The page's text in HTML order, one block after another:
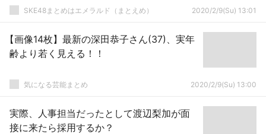
せ SKE48まとめはエメラルド（まとえめ） 2020/2/9(Su) 13:01
【画像14枚】最新の深田恭子さん(37)、実年
齢より若く見える！！
気になる芸能まとめ 2020/2/9(Su) 13:00
実際、人事担当だったとして渡辺梨加が面
接に来たら採用するか？